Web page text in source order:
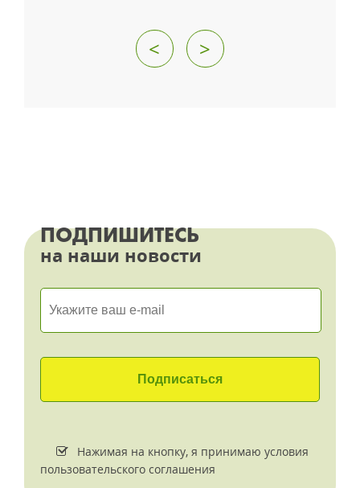
< >
ПОДПИШИТЕСЬ
на наши новости
Нажимая на кнопку, я принимаю условия
пользовательского соглашения